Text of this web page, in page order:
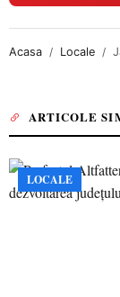
Acasa Locale
ARTICOLE
LOCALE